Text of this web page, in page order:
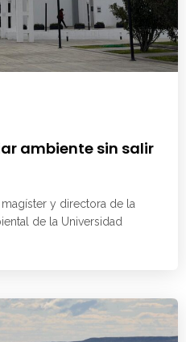
ambiente sin salir
magíster y directora de la
de la Universidad